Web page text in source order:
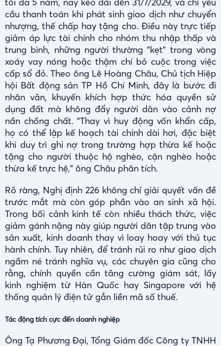
cầu thanh toán khi phát sinh giao dịch như chuyển
nhượng, thế chấp hay tặng cho. Điều này trực tiếp
giảm áp lực tài chính cho nhóm thu nhập thấp và
trung bình, những người thường "kẹt" trong vòng
xoáy vay nóng hoặc thậm chí bỏ cuộc trong việc
cấp sổ đỏ. Theo ông Lê Hoàng Châu, Chủ tịch Hiệp
hội Bất động sản TP Hồ Chí Minh, đây là bước đi
nhân văn, khuyến khích hợp thức hóa quyền sử
dụng đất mà không đẩy người dân vào cảnh nợ
nần chồng chất. "Thay vì huy động vốn khẩn cấp,
họ có thể lập kế hoạch tài chính dài hơi, đặc biệt
khi duy trì ghi nợ trong trường hợp thừa kế hoặc
tặng cho người thuộc hộ nghèo, cận nghèo hoặc
thừa kế trực hệ," ông Châu phân tích.
Rõ ràng, Nghị định 226 không chỉ giải quyết vấn đề
trước mắt mà còn góp phần vào an sinh xã hội.
Trong bối cảnh kinh tế còn nhiều thách thức, việc
giảm gánh nặng này giúp người dân tập trung vào
sản xuất, kinh doanh thay vì loay hoay với thủ tục
hành chính. Tuy nhiên, để tránh rủi ro như giao dịch
ngầm né tránh nghĩa vụ, các chuyên gia cũng cho
rằng, chính quyền cần tăng cường giám sát, lấy
kinh nghiệm từ Hàn Quốc hay Singapore với hệ
thống quản lý điện tử gắn liền mã số thuế.
Tác động tích cực đến doanh nghiệp
Ông Tạ Phương Đại, Tổng Giám đốc Công ty TNHH